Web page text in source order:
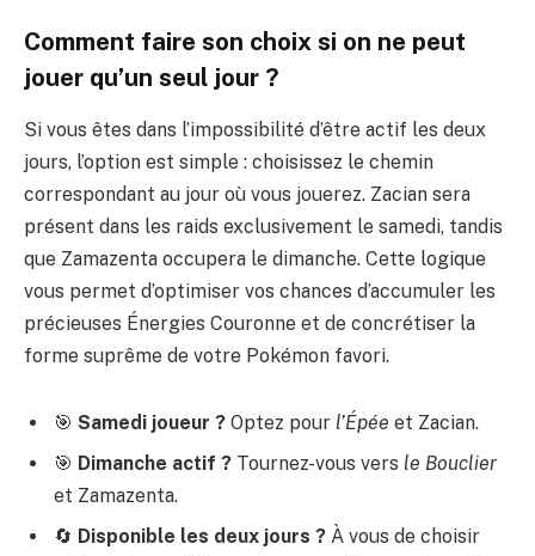
Comment faire son choix si on ne peut
jouer qu’un seul jour ?
Si vous êtes dans l’impossibilité d’être actif les deux
jours, l’option est simple : choisissez le chemin
correspondant au jour où vous jouerez. Zacian sera
présent dans les raids exclusivement le samedi, tandis
que Zamazenta occupera le dimanche. Cette logique
vous permet d’optimiser vos chances d’accumuler les
précieuses Énergies Couronne et de concrétiser la
forme suprême de votre Pokémon favori.
🎯 Samedi joueur ? Optez pour l’Épée et Zacian.
🎯 Dimanche actif ? Tournez-vous vers le Bouclier
et Zamazenta.
🔄 Disponible les deux jours ? À vous de choisir